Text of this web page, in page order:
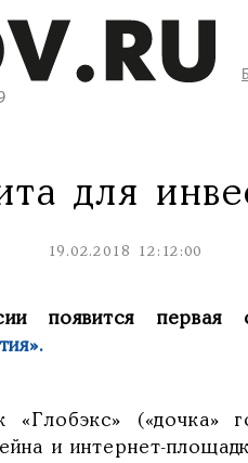
для
19.02.2018 12:12:00
появится первая
«Глобэкс» («дочка»
и интернет-